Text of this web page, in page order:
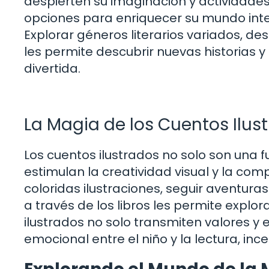
opciones para enriquecer su mundo
Explorar géneros literarios variados,
les permite descubrir nuevas historias
divertida.
La Magia de los Cuentos
Los cuentos ilustrados no solo son
estimulan la creatividad visual y la
coloridas ilustraciones, seguir
a través de los libros les permite
ilustrados no solo transmiten valores y
emocional entre el niño y la lectura,